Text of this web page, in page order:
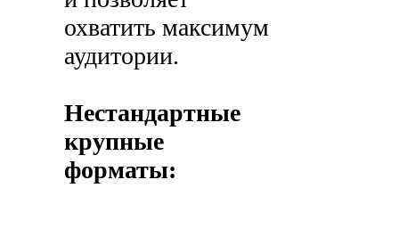
охватить максимум
аудитории.
Нестандартные
крупные
форматы: